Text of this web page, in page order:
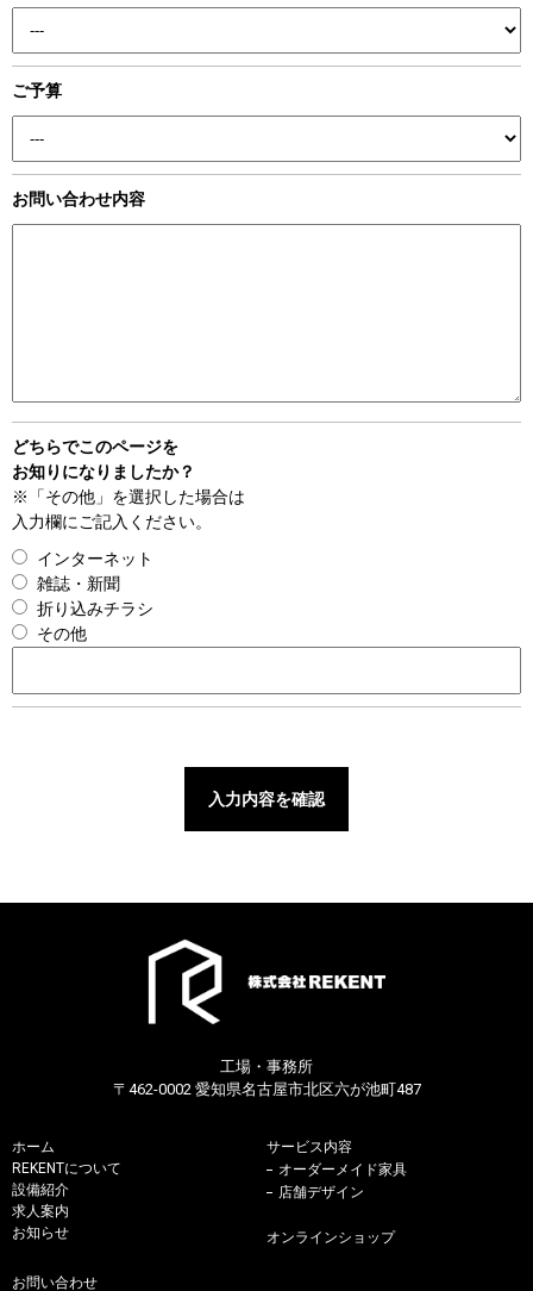
ご予算
お問い合わせ内容
どちらでこのページを
お知りになりましたか？
※「その他」を選択した場合は
入力欄にご記入ください。
インターネット
雑誌・新聞
折り込みチラシ
その他
工場・事務所
〒462-0002 愛知県名古屋市北区六が池町487
ホーム
REKENTについて
設備紹介
求人案内
お知らせ
サービス内容
オーダーメイド家具
店舗デザイン
オンラインショップ
お問い合わせ